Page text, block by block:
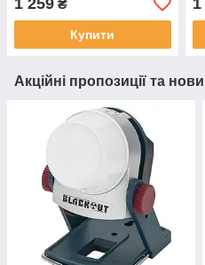
₴
Купити
Акційні пропозиції та